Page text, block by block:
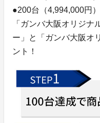
●200台（4,994,000
「ガンバ大阪オリジナ
ー」と「ガンバ大阪オ
ント！